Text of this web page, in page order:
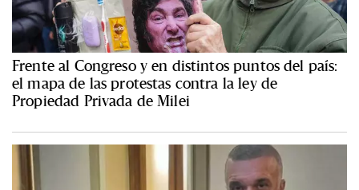
Frente al Congreso y en distintos puntos del país:
el mapa de las protestas contra la ley de
Propiedad Privada de Milei